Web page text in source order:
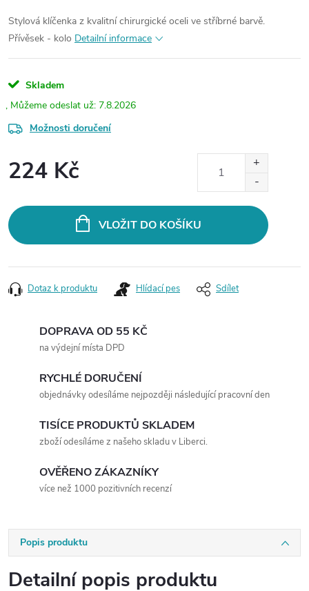
Stylová klíčenka z kvalitní chirurgické oceli ve stříbrné barvě.
Přívěsek - kolo Detailní informace
Skladem
7.8.2026
Možnosti doručení
224 Kč
VLOŽIT DO KOŠÍKU
Dotaz k produktu Hlídací pes Sdílet
DOPRAVA OD 55 KČ
na výdejní místa DPD
RYCHLÉ DORUČENÍ
objednávky odesíláme nejpozději následující pracovní den
TISÍCE PRODUKTŮ SKLADEM
zboží odesíláme z našeho skladu v Liberci.
OVĚŘENO ZÁKAZNÍKY
více než 1000 pozitivních recenzí
Popis produktu
Detailní popis produktu